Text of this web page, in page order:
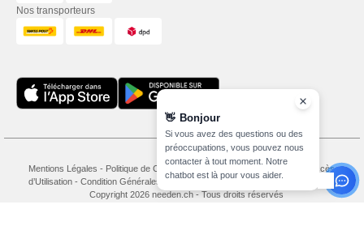
Nos transporteurs
Mentions Légales - Politique de Confidentialité
Conditions Générales d’Accès et
d’Utilisation- Condition Générales d'Achat-Politique de Cookies-
Copyright 2026 needen.ch - Tous droits réservés
👋 Bonjour
Si vous avez des questions ou des
préoccupations, vous pouvez nous
contacter à tout moment. Notre
chatbot est là pour vous aider.